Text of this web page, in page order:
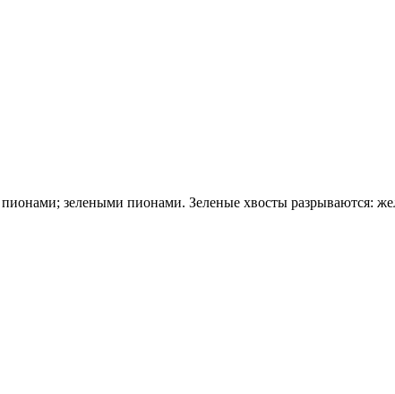
зелеными пионами. Зеленые хвосты разрываются: